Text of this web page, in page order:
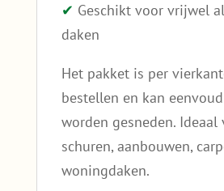
✔ Geschikt voor vrijwel
daken
Het pakket is per
bestellen en kan
worden gesneden. Ideaal
schuren, aanbouwen,
woningdaken.